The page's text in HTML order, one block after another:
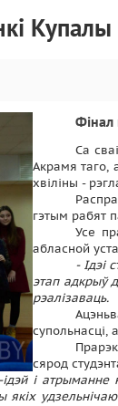
Фінал
Са
Акрамя таго,
хвіліны -
гэтым рабят
Усе
абласной
- Ідэі
этап адкрыў
рэалізаваць.
супольнасці,
сярод
і